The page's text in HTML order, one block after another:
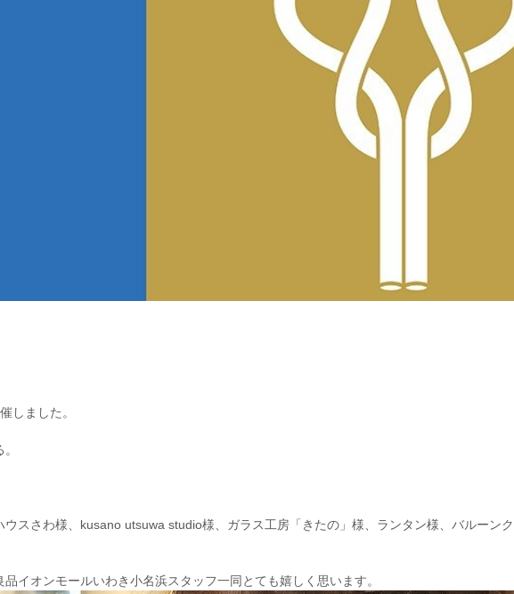
しました。
スさわ様、kusano utsuwa studio様、ガラス工房「きたの」様、ランタン様、バルーン
イオンモールいわき小名浜スタッフ一同とても嬉しく思います。